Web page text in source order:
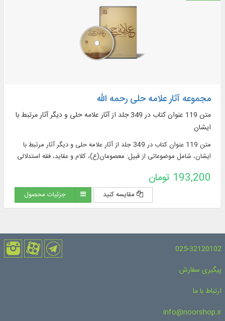
مجموعه آثار علامه حلی رحمه الله
متن 119 عنوان كتاب در 349 جلد از آثار علامه حلی و دیگر آثار مرتبط با
ایشان
متن 119 عنوان كتاب در 349 جلد از آثار علامه حلی و دیگر آثار مرتبط با
ایشان، شامل موضوعاتی از قبیل: معصومان(ع)، كلام و عقاید، فقه استدلالی
193,200 تومان
مقایسه کنید جزئیات محصول
025-32120102
پیگیری سفارش
ارتباط با ما
info@noorshop.ir